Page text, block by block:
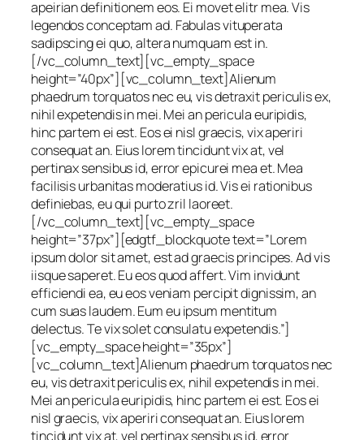
apeirian definitionem eos. Ei movet elitr mea. Vis
legendos conceptam ad. Fabulas vituperata
sadipscing ei quo, altera numquam est in.
[/vc_column_text][vc_empty_space
height=”40px”][vc_column_text]Alienum
phaedrum torquatos nec eu, vis detraxit periculis ex,
nihil expetendis in mei. Mei an pericula euripidis,
hinc partem ei est. Eos ei nisl graecis, vix aperiri
consequat an. Eius lorem tincidunt vix at, vel
pertinax sensibus id, error epicurei mea et. Mea
facilisis urbanitas moderatius id. Vis ei rationibus
definiebas, eu qui purto zril laoreet.
[/vc_column_text][vc_empty_space
height=”37px”][edgtf_blockquote text=”Lorem
ipsum dolor sit amet, est ad graecis principes. Ad vis
iisque saperet. Eu eos quod affert. Vim invidunt
efficiendi ea, eu eos veniam percipit dignissim, an
cum suas laudem. Eum eu ipsum mentitum
delectus. Te vix solet consulatu expetendis.”]
[vc_empty_space height=”35px”]
[vc_column_text]Alienum phaedrum torquatos nec
eu, vis detraxit periculis ex, nihil expetendis in mei.
Mei an pericula euripidis, hinc partem ei est. Eos ei
nisl graecis, vix aperiri consequat an. Eius lorem
tincidunt vix at, vel pertinax sensibus id, error